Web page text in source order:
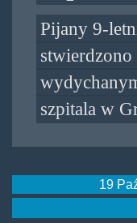
Pijany 9-
szpitala w
19